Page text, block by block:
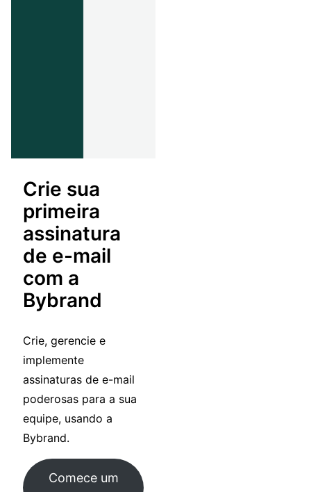
Crie sua
primeira
assinatura
de e-mail
com a
Bybrand
Crie, gerencie e
implemente
assinaturas de e-mail
poderosas para a sua
equipe, usando a
Bybrand.
Comece um